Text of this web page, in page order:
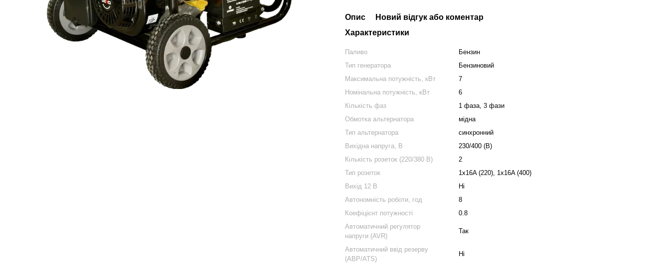
Опис
Новий відгук або коментар
Характеристики
Паливо
Бензин
Тип генератора
Бензиновий
Максимальна потужність, кВт
7
Номінальна потужність, кВт
6
Кількість фаз
1 фаза, 3 фази
Обмотка альтернатора
мідна
Тип альтернатора
синхронний
Вихідна напруга, В
230/400 (В)
Кількість розеток (220/380 В)
2
Тип розеток
1x16A (220), 1x16A (400)
Вихід 12 В
Ні
Автономність роботи, год
8
Коефіцієнт потужності
0.8
Автоматичний регулятор
напруги (AVR)
Так
Автоматичний ввід резерву
(АВР/ATS)
Ні